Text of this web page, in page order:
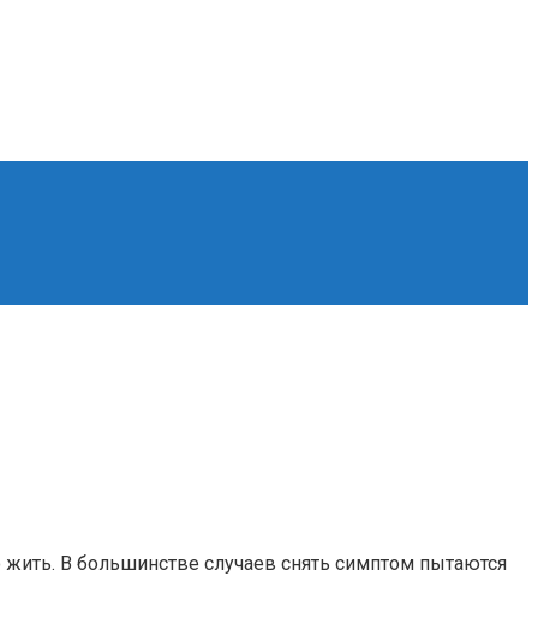
В большинстве случаев снять симптом пытаются